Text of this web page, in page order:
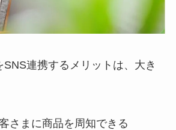
連携するメリットは、大き
さまに商品を周知できる